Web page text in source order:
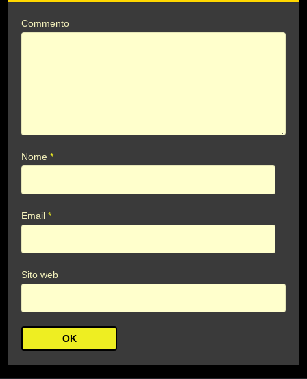
Commento
Nome*
Email*
Sito web